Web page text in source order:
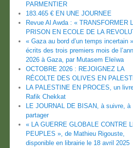
PARMENTIER
183.465 € EN UNE JOURNEE
Revue Al Awda : « TRANSFORMER
PRISON EN ECOLE DE LA
« Gaza au bord d’un temps incertain
écrits des trois premiers mois de
2026 à Gaza, par Mutasem Eleïwa
OCTOBRE 2026 : REJOIGNEZ LA
RÉCOLTE DES OLIVES EN
LA PALESTINE EN PROCES, un
Rafik Chekkat
LE JOURNAL DE BISAN, à suivre, à
partager
« LA GUERRE GLOBALE CONTRE
PEUPLES », de Mathieu Rigouste,
disponible en librairie le 18 avril 2025